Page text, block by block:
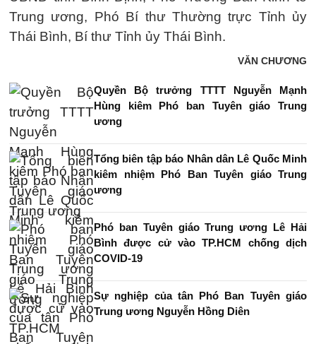
Trung ương, Phó Bí thư Thường trực Tỉnh ủy
Thái Bình, Bí thư Tỉnh ủy Thái Bình.
VĂN CHƯƠNG
Quyền Bộ trưởng TTTT Nguyễn Mạnh
Hùng kiêm Phó ban Tuyên giáo Trung
ương
Tổng biên tập báo Nhân dân Lê Quốc Minh
kiêm nhiệm Phó Ban Tuyên giáo Trung
ương
Phó ban Tuyên giáo Trung ương Lê Hải
Bình được cử vào TP.HCM chống dịch
COVID-19
Sự nghiệp của tân Phó Ban Tuyên giáo
Trung ương Nguyễn Hồng Diên